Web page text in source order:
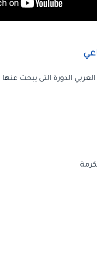
الدورة التى يبحث